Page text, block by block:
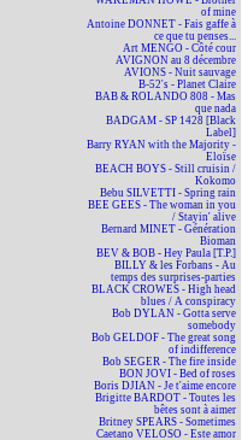
of mine
Antoine DONNET - Fais gaffe à
ce que tu penses...
Art MENGO - Côté cour
AVIGNON au 8 décembre
AVIONS - Nuit sauvage
B-52's - Planet Claire
BAB & ROLANDO 808 - Mas
que nada
BADGAM - SP 1428 [Black
Label]
Barry RYAN with the Majority -
Eloïse
BEACH BOYS - Still cruisin /
Kokomo
Bebu SILVETTI - Spring rain
BEE GEES - The woman in you
/ Stayin' alive
Bernard MINET - Génération
Bioman
BEV & BOB - Hey Paula [T.P.]
BILLY & les Forbans - Au
temps des surprises-parties
BLACK CROWES - High head
blues / A conspiracy
Bob DYLAN - Gotta serve
somebody
Bob GELDOF - The great song
of indifference
Bob SEGER - The fire inside
BON JOVI - Bed of roses
Boris DJIAN - Je t'aime encore
Brigitte BARDOT - Toutes les
bêtes sont à aimer
Britney SPEARS - Sometimes
Caetano VELOSO - Este amor